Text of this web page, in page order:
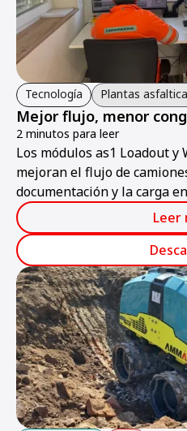
Tecnología Plantas
Mejor flujo, menor
2 minutos para leer
Los módulos as1 Loadout y
mejoran el flujo de
documentación y la carga
Suiza.
Leer